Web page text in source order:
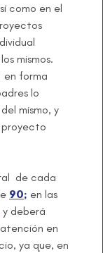
como en el
mismos.
forma
lo
mismo, y
de cada
90; en las
y deberá
en
ya que, en